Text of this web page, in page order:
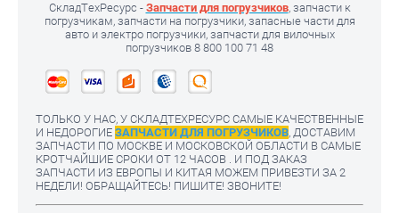
СкладТехРесурс - Запчасти для погрузчиков, запчасти к
погрузчикам, запчасти на погрузчики, запасные части для
авто и электро погрузчики, запчасти для вилочных
погрузчиков 8 800 100 71 48
ТОЛЬКО У НАС, У СКЛАДТЕХРЕСУРС САМЫЕ КАЧЕСТВЕННЫЕ
И НЕДОРОГИЕ ЗАПЧАСТИ ДЛЯ ПОГРУЗЧИКОВ, ДОСТАВИМ
ЗАПЧАСТИ ПО МОСКВЕ И МОСКОВСКОЙ ОБЛАСТИ В САМЫЕ
КРОТЧАЙШИЕ СРОКИ ОТ 12 ЧАСОВ . И ПОД ЗАКАЗ
ЗАПЧАСТИ ИЗ ЕВРОПЫ И КИТАЯ МОЖЕМ ПРИВЕЗТИ ЗА 2
НЕДЕЛИ! ОБРАЩАЙТЕСЬ! ПИШИТЕ! ЗВОНИТЕ!